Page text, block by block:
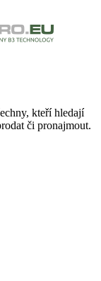
kteří hledají
či pronajmout.